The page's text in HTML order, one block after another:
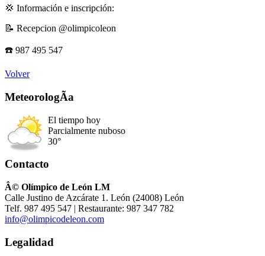
💢 Información e inscripción:
📝 Recepcion @olimpicoleon
☎️ 987 495 547
Volver
MeteorologÃ­a
El tiempo hoy
Parcialmente nuboso
30°
Contacto
Â© Olímpico de León LM
Calle Justino de Azcárate 1. León (24008) León
Telf. 987 495 547 | Restaurante: 987 347 782
info@olimpicodeleon.com
Legalidad